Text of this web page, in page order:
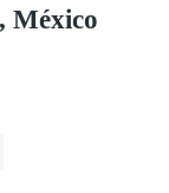
México